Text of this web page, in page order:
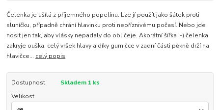
Čelenka je ušítá z příjemného popelínu. Lze jí použít jako šátek proti
sluníčku, případně chrání hlavinku proti nepříznivému počasí. Nebo jde
nosit jen tak, aby vlásky nepadaly do obličeje. Akorátní šířka :-) čelenka
zakryje ouška, celý vršek hlavy a díky gumičce v zadní části pěkně drží na
hlavičce... celý popis
Dostupnost
Skladem 1 ks
Velikost